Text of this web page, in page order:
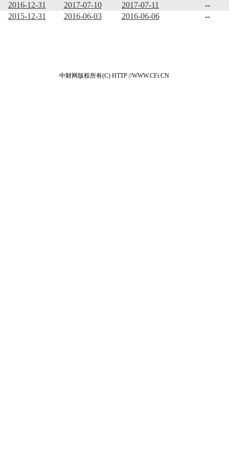
2016-12-31
2017-07-10 2017-07-11
--
2015-12-31
2016-06-03 2016-06-06 --
中财网版权所有(C) HTTP://WWW.CFi.CN